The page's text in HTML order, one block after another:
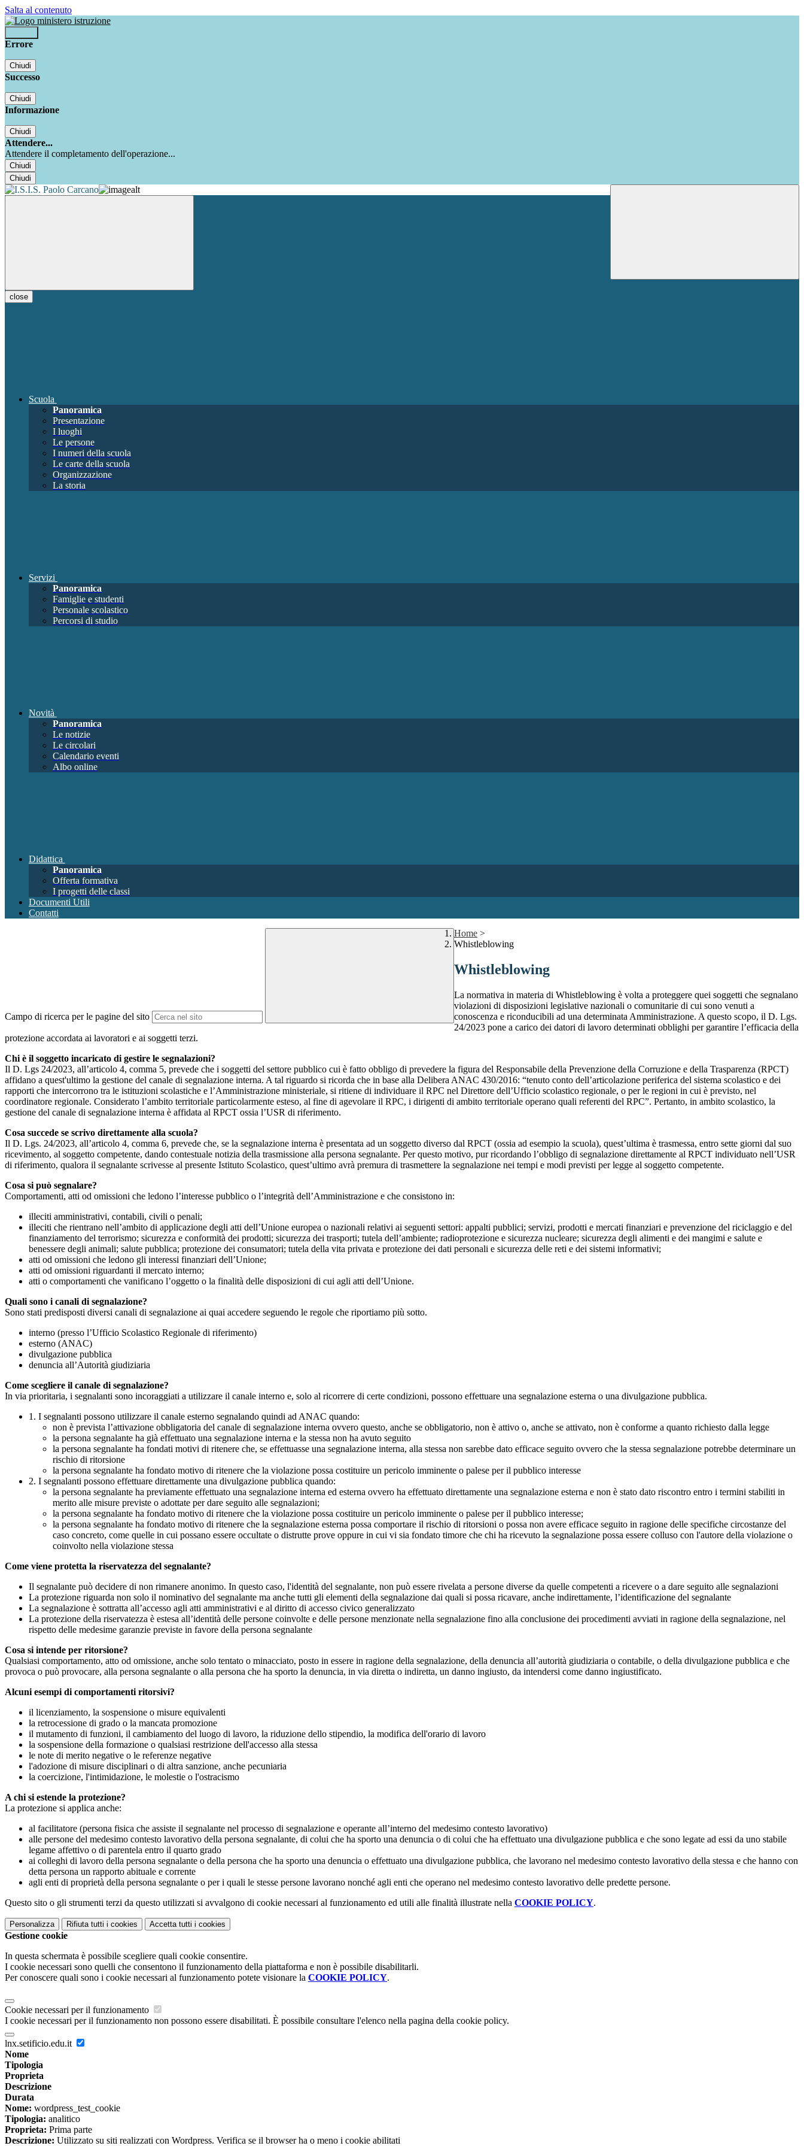
Salta al contenuto
Errore
Chiudi
Successo
Chiudi
Informazione
Chiudi
Attendere...
Attendere il completamento dell'operazione...
Chiudi
Chiudi
close
Scuola
Panoramica
Presentazione
I luoghi
Le persone
I numeri della scuola
Le carte della scuola
Organizzazione
La storia
Servizi
Panoramica
Famiglie e studenti
Personale scolastico
Percorsi di studio
Novità
Panoramica
Le notizie
Le circolari
Calendario eventi
Albo online
Didattica
Panoramica
Offerta formativa
I progetti delle classi
Documenti Utili
Contatti
Campo di ricerca per le pagine del sito
Home >
Whistleblowing
Whistleblowing
La normativa in materia di Whistleblowing è volta a proteggere quei soggetti che segnalano
violazioni di disposizioni legislative nazionali o comunitarie di cui sono venuti a
conoscenza e riconducibili ad una determinata Amministrazione. A questo scopo, il D. Lgs.
24/2023 pone a carico dei datori di lavoro determinati obblighi per garantire l’efficacia della
protezione accordata ai lavoratori e ai soggetti terzi.
Chi è il soggetto incaricato di gestire le segnalazioni?
Il D. Lgs 24/2023, all’articolo 4, comma 5, prevede che i soggetti del settore pubblico cui è fatto obbligo di prevedere la figura del Responsabile della Prevenzione della Corruzione e della Trasparenza (RPCT)
affidano a quest'ultimo la gestione del canale di segnalazione interna. A tal riguardo si ricorda che in base alla Delibera ANAC 430/2016: “tenuto conto dell’articolazione periferica del sistema scolastico e dei
rapporti che intercorrono tra le istituzioni scolastiche e l’Amministrazione ministeriale, si ritiene di individuare il RPC nel Direttore dell’Ufficio scolastico regionale, o per le regioni in cui è previsto, nel
coordinatore regionale. Considerato l’ambito territoriale particolarmente esteso, al fine di agevolare il RPC, i dirigenti di ambito territoriale operano quali referenti del RPC”. Pertanto, in ambito scolastico, la
gestione del canale di segnalazione interna è affidata al RPCT ossia l’USR di riferimento.
Cosa succede se scrivo direttamente alla scuola?
Il D. Lgs. 24/2023, all’articolo 4, comma 6, prevede che, se la segnalazione interna è presentata ad un soggetto diverso dal RPCT (ossia ad esempio la scuola), quest’ultima è trasmessa, entro sette giorni dal suo
ricevimento, al soggetto competente, dando contestuale notizia della trasmissione alla persona segnalante. Per questo motivo, pur ricordando l’obbligo di segnalazione direttamente al RPCT individuato nell’USR
di riferimento, qualora il segnalante scrivesse al presente Istituto Scolastico, quest’ultimo avrà premura di trasmettere la segnalazione nei tempi e modi previsti per legge al soggetto competente.
Cosa si può segnalare?
Comportamenti, atti od omissioni che ledono l’interesse pubblico o l’integrità dell’Amministrazione e che consistono in:
illeciti amministrativi, contabili, civili o penali;
illeciti che rientrano nell’ambito di applicazione degli atti dell’Unione europea o nazionali relativi ai seguenti settori: appalti pubblici; servizi, prodotti e mercati finanziari e prevenzione del riciclaggio e del
finanziamento del terrorismo; sicurezza e conformità dei prodotti; sicurezza dei trasporti; tutela dell’ambiente; radioprotezione e sicurezza nucleare; sicurezza degli alimenti e dei mangimi e salute e
benessere degli animali; salute pubblica; protezione dei consumatori; tutela della vita privata e protezione dei dati personali e sicurezza delle reti e dei sistemi informativi;
atti od omissioni che ledono gli interessi finanziari dell’Unione;
atti od omissioni riguardanti il mercato interno;
atti o comportamenti che vanificano l’oggetto o la finalità delle disposizioni di cui agli atti dell’Unione.
Quali sono i canali di segnalazione?
Sono stati predisposti diversi canali di segnalazione ai quai accedere seguendo le regole che riportiamo più sotto.
interno (presso l’Ufficio Scolastico Regionale di riferimento)
esterno (ANAC)
divulgazione pubblica
denuncia all’Autorità giudiziaria
Come scegliere il canale di segnalazione?
In via prioritaria, i segnalanti sono incoraggiati a utilizzare il canale interno e, solo al ricorrere di certe condizioni, possono effettuare una segnalazione esterna o una divulgazione pubblica.
1. I segnalanti possono utilizzare il canale esterno segnalando quindi ad ANAC quando:
non è prevista l’attivazione obbligatoria del canale di segnalazione interna ovvero questo, anche se obbligatorio, non è attivo o, anche se attivato, non è conforme a quanto richiesto dalla legge
la persona segnalante ha già effettuato una segnalazione interna e la stessa non ha avuto seguito
la persona segnalante ha fondati motivi di ritenere che, se effettuasse una segnalazione interna, alla stessa non sarebbe dato efficace seguito ovvero che la stessa segnalazione potrebbe determinare un
rischio di ritorsione
la persona segnalante ha fondato motivo di ritenere che la violazione possa costituire un pericolo imminente o palese per il pubblico interesse
2. I segnalanti possono effettuare direttamente una divulgazione pubblica quando:
la persona segnalante ha previamente effettuato una segnalazione interna ed esterna ovvero ha effettuato direttamente una segnalazione esterna e non è stato dato riscontro entro i termini stabiliti in
merito alle misure previste o adottate per dare seguito alle segnalazioni;
la persona segnalante ha fondato motivo di ritenere che la violazione possa costituire un pericolo imminente o palese per il pubblico interesse;
la persona segnalante ha fondato motivo di ritenere che la segnalazione esterna possa comportare il rischio di ritorsioni o possa non avere efficace seguito in ragione delle specifiche circostanze del
caso concreto, come quelle in cui possano essere occultate o distrutte prove oppure in cui vi sia fondato timore che chi ha ricevuto la segnalazione possa essere colluso con l'autore della violazione o
coinvolto nella violazione stessa
Come viene protetta la riservatezza del segnalante?
Il segnalante può decidere di non rimanere anonimo. In questo caso, l'identità del segnalante, non può essere rivelata a persone diverse da quelle competenti a ricevere o a dare seguito alle segnalazioni
La protezione riguarda non solo il nominativo del segnalante ma anche tutti gli elementi della segnalazione dai quali si possa ricavare, anche indirettamente, l’identificazione del segnalante
La segnalazione è sottratta all’accesso agli atti amministrativi e al diritto di accesso civico generalizzato
La protezione della riservatezza è estesa all’identità delle persone coinvolte e delle persone menzionate nella segnalazione fino alla conclusione dei procedimenti avviati in ragione della segnalazione, nel
rispetto delle medesime garanzie previste in favore della persona segnalante
Cosa si intende per ritorsione?
Qualsiasi comportamento, atto od omissione, anche solo tentato o minacciato, posto in essere in ragione della segnalazione, della denuncia all’autorità giudiziaria o contabile, o della divulgazione pubblica e che
provoca o può provocare, alla persona segnalante o alla persona che ha sporto la denuncia, in via diretta o indiretta, un danno ingiusto, da intendersi come danno ingiustificato.
Alcuni esempi di comportamenti ritorsivi?
il licenziamento, la sospensione o misure equivalenti
la retrocessione di grado o la mancata promozione
il mutamento di funzioni, il cambiamento del luogo di lavoro, la riduzione dello stipendio, la modifica dell'orario di lavoro
la sospensione della formazione o qualsiasi restrizione dell'accesso alla stessa
le note di merito negative o le referenze negative
l'adozione di misure disciplinari o di altra sanzione, anche pecuniaria
la coercizione, l'intimidazione, le molestie o l'ostracismo
A chi si estende la protezione?
La protezione si applica anche:
al facilitatore (persona fisica che assiste il segnalante nel processo di segnalazione e operante all’interno del medesimo contesto lavorativo)
alle persone del medesimo contesto lavorativo della persona segnalante, di colui che ha sporto una denuncia o di colui che ha effettuato una divulgazione pubblica e che sono legate ad essi da uno stabile
legame affettivo o di parentela entro il quarto grado
ai colleghi di lavoro della persona segnalante o della persona che ha sporto una denuncia o effettuato una divulgazione pubblica, che lavorano nel medesimo contesto lavorativo della stessa e che hanno con
detta persona un rapporto abituale e corrente
agli enti di proprietà della persona segnalante o per i quali le stesse persone lavorano nonché agli enti che operano nel medesimo contesto lavorativo delle predette persone.
Questo sito o gli strumenti terzi da questo utilizzati si avvalgono di cookie necessari al funzionamento ed utili alle finalità illustrate nella COOKIE POLICY.
Personalizza Rifiuta tutti i cookies Accetta tutti i cookies
Gestione cookie
In questa schermata è possibile scegliere quali cookie consentire.
I cookie necessari sono quelli che consentono il funzionamento della piattaforma e non è possibile disabilitarli.
Per conoscere quali sono i cookie necessari al funzionamento potete visionare la COOKIE POLICY.
Cookie necessari per il funzionamento
I cookie necessari per il funzionamento non possono essere disabilitati. È possibile consultare l'elenco nella pagina della cookie policy.
lnx.setificio.edu.it
Nome
Tipologia
Proprieta
Descrizione
Durata
Nome: wordpress_test_cookie
Tipologia: analitico
Proprieta: Prima parte
Descrizione: Utilizzato su siti realizzati con Wordpress. Verifica se il browser ha o meno i cookie abilitati